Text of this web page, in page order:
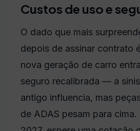
Custos de uso e
O dado que mais
depois de assinar contrato
nova geração de carro
seguro recalibrada — a
antigo influencia, mas
de ADAS pesam para